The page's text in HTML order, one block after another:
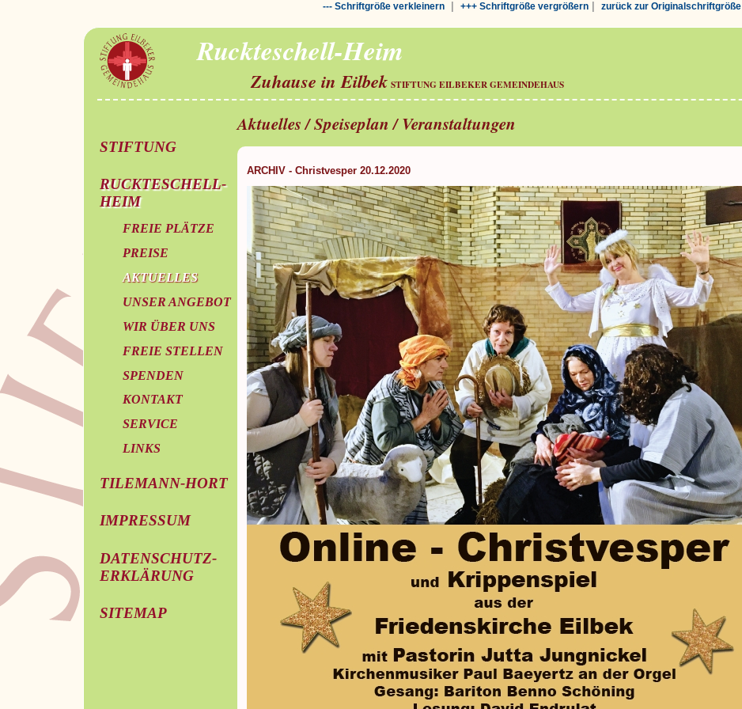
--- Schriftgröße verkleinern| +++ Schriftgröße vergrößern| zurück zur Originalschriftgröße
Ruckteschell-Heim
Zuhause in Eilbek STIFTUNG EILBEKER GEMEINDEHAUS
STIFTUNG
RUCKTESCHELL-
HEIM
FREIE PLÄTZE
PREISE
AKTUELLES
UNSER ANGEBOT
WIR ÜBER UNS
FREIE STELLEN
SPENDEN
KONTAKT
SERVICE
LINKS
TILEMANN-HORT
IMPRESSUM
DATENSCHUTZ-
ERKLÄRUNG
SITEMAP
Aktuelles / Speiseplan / Veranstaltungen
ARCHIV - Christvesper 20.12.2020